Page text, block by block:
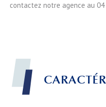
contactez notre agence au 04